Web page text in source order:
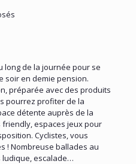
long de la journée pour se
soir en demie pension.
préparée avec des produits
pourrez profiter de la
détente auprès de la
friendly, espaces jeux pour
Cyclistes, vous
! Nombreuse ballades au
ludique, escalade…